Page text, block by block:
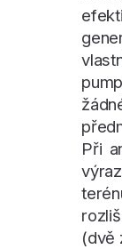
Při
(dvě